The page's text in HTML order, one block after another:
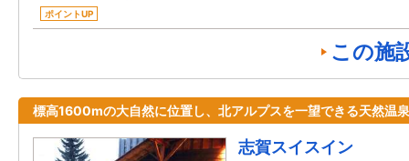
ポイントUP
この施
標高1600mの大自然に位置し、北アルプスを一望できる天然温
志賀スイスイン